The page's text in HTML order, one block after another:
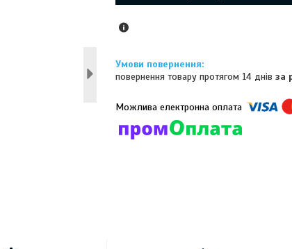
повернення товару протягом 14 днівза